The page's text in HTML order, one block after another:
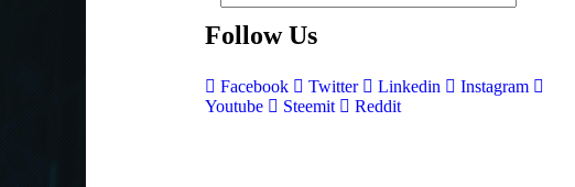
Follow Us
Facebook Twitter Linkedin
Instagram
Youtube
Steemit Reddit